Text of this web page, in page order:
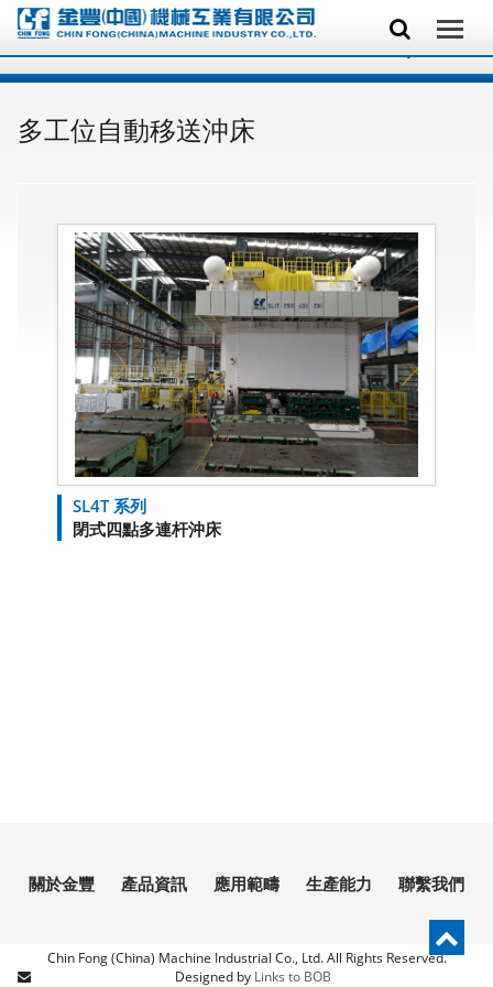
多工位自動移送沖床
SL4T 系列
閉式四點多連杆沖床
關於金豐 產品資訊 應用範疇 生產能力 聯繫我們
Chin Fong (China) Machine Industrial Co., Ltd. All Rights Reserved.
Links to BOB